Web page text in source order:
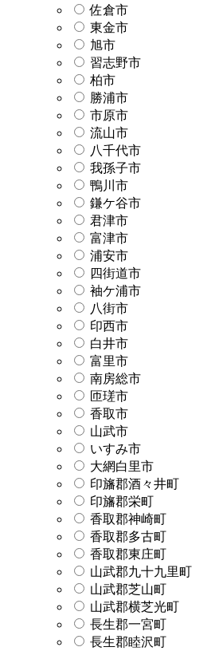
佐倉市
東金市
旭市
習志野市
柏市
勝浦市
市原市
流山市
八千代市
我孫子市
鴨川市
鎌ケ谷市
君津市
富津市
浦安市
四街道市
袖ケ浦市
八街市
印西市
白井市
富里市
南房総市
匝瑳市
香取市
山武市
いすみ市
大網白里市
印旛郡酒々井町
印旛郡栄町
香取郡神崎町
香取郡多古町
香取郡東庄町
山武郡九十九里町
山武郡芝山町
山武郡横芝光町
長生郡一宮町
長生郡睦沢町